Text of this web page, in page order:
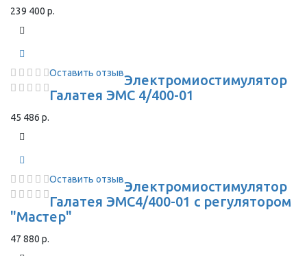
239 400 р.
Оставить отзывЭлектромиостимулятор
Галатея ЭМС 4/400-01
45 486 р.
Оставить отзывЭлектромиостимулятор
Галатея ЭМС4/400-01 с регулятором
"Мастер"
47 880 р.